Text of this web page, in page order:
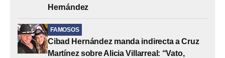
Hernández
FAMOSOS
Cibad Hernández manda indirecta a Cruz
Martínez sobre Alicia Villarreal: “Vato,